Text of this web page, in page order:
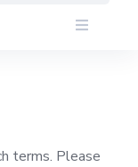
terms. Please